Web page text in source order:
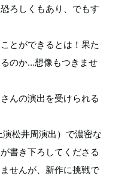
ろしくもあり、でもす
とができるとは！果た
のか…想像もつきませ
んの演出を受けられる
演松井周演出）で濃密な
書き下ろしてくださる
せんが、新作に挑戦で